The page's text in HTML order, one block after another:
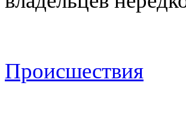
Происшествия